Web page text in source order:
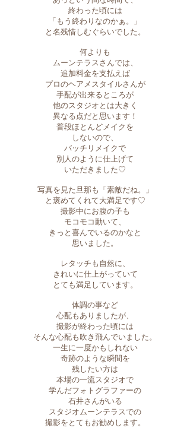
終わった頃には
「もう終わりなのかぁ。」
と名残惜しむぐらいでした。
何よりも
ムーンテラスさんでは、
追加料金を支払えば
プロのヘアメスタイルさんが
手配が出来るところが
他のスタジオとは大きく
異なる点だと思います！
普段ほとんどメイクを
しないので、
バッチリメイクで
別人のように仕上げて
いただきました♡
写真を見た旦那も「素敵だね。」
と褒めてくれて大満足です♡
撮影中にお腹の子も
モコモコ動いて、
きっと喜んでいるのかなと
思いました。
レタッチも自然に、
きれいに仕上がっていて
とても満足しています。
体調の事など
心配もありましたが、
撮影が終わった頃には
そんな心配も吹き飛んでいました。
一生に一度かもしれない
奇跡のような瞬間を
残したい方は
本場の一流スタジオで
学んだフォトグラファーの
石井さんがいる
スタジオムーンテラスでの
撮影をとてもお勧めします。